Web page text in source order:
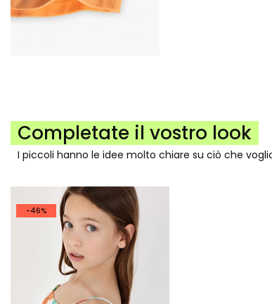
Completate il vostro look
I piccoli hanno le idee molto chiare su ciò che
-46%